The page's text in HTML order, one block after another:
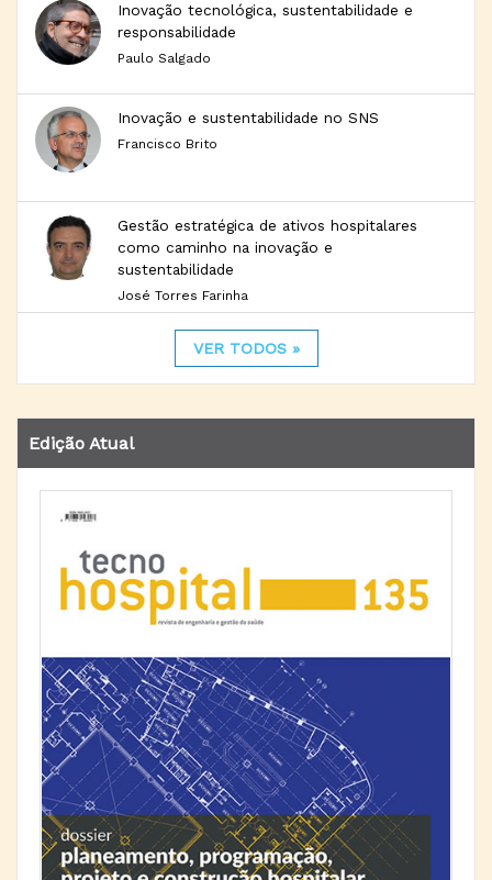
Inovação tecnológica, sustentabilidade e
responsabilidade
Paulo Salgado
Inovação e sustentabilidade no SNS
Francisco Brito
Gestão estratégica de ativos hospitalares
como caminho na inovação e
sustentabilidade
José Torres Farinha
VER TODOS »
Edição Atual